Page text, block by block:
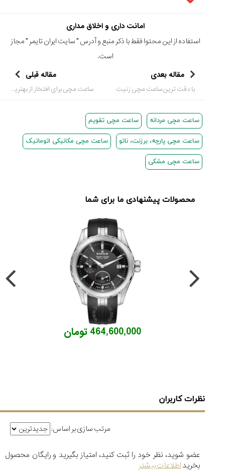
امانت داری و اخلاق مداری
استفاده از این محتوا فقط با ذکر منبع و آدرس "سایت ایران تایمر " مجاز
است.
مقاله بعدی
با دقت ترین ساعت مچی زنیت
مقاله قبلی
ساعت مچی برای افتخار از بهترین غواص
ساعت مچی مردانه ساعت مچی تقویم
ساعت مچی پارچه، برزنت، ناتو ساعت مچی مکانیکی اتوماتیک
ساعت مچی مشکی
محصولات پیشنهادی ما برای شما
464,600,000 تومان
نظرات کاربران
مرتب سازی بر اساس:
عضو شوید، نظر خود را ثبت کنید، امتیاز بگیرید و رایگان محصول
بخریداطلاعات بیشتر